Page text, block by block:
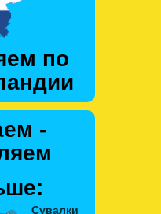
по
-